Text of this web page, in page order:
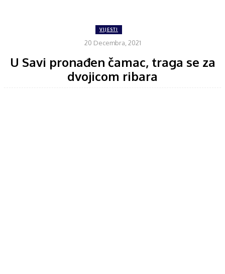
VIJESTI
20 Decembra, 2021
U Savi pronađen čamac, traga se za
dvojicom ribara